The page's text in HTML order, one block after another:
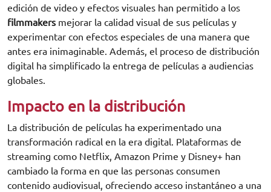
edición de video y efectos visuales han permitido a los
filmmakers mejorar la calidad visual de sus películas y
experimentar con efectos especiales de una manera que
antes era inimaginable. Además, el proceso de distribución
digital ha simplificado la entrega de películas a audiencias
globales.
Impacto en la distribución
La distribución de películas ha experimentado una
transformación radical en la era digital. Plataformas de
streaming como Netflix, Amazon Prime y Disney+ han
cambiado la forma en que las personas consumen
contenido audiovisual, ofreciendo acceso instantáneo a una